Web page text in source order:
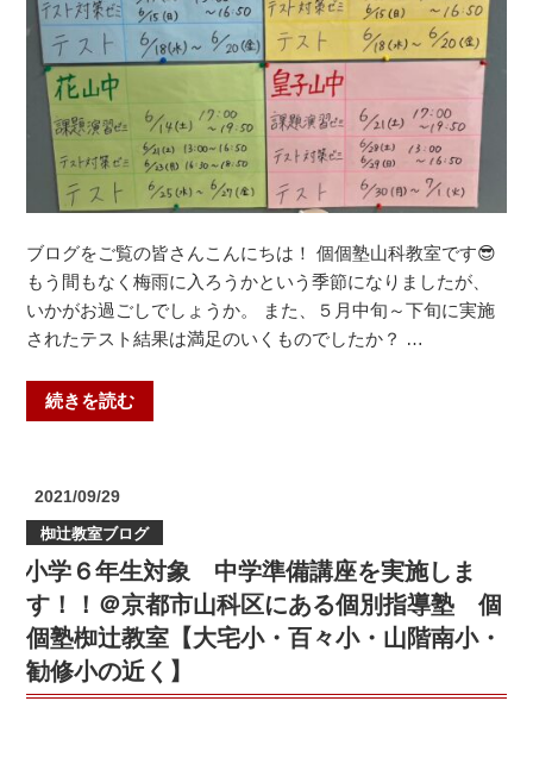
の
小・
音
羽
川
小・
音
羽
藤
尾
小・
音
中・
安
花
山
中・
皇
子
山
ブログをご覧の皆さんこんにちは！ 個個塾山科教室です😎
もう間もなく梅雨に入ろうかという季節になりましたが、
いかがお過ごしでしょうか。 また、５月中旬～下旬に実施
されたテスト結果は満足のいくものでしたか？ …
“う
ち
菖
蒲
ぞ
香
る
ほ
続きを読む
投
日:
2021/09/29
椥辻教室ブログ
小学６年生対象 中学準備講座を実施しま
す！！＠京都市山科区にある個別指導塾 個
個塾椥辻教室【大宅小・百々小・山階南小・
勧修小の近く】